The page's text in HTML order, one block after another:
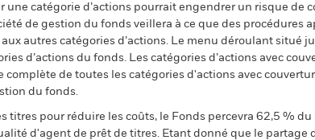
une catégorie d’actions pourrait engendrer un risque de
de gestion du fonds veillera à ce que des procédures
autres catégories d’actions. Le menu déroulant situé
d’actions du fonds. Les catégories d’actions avec
de toutes les catégories d'actions avec
du fonds.
titres pour réduire les coûts, le Fonds percevra 62,5 %
d'agent de prêt de titres. Etant donné que le